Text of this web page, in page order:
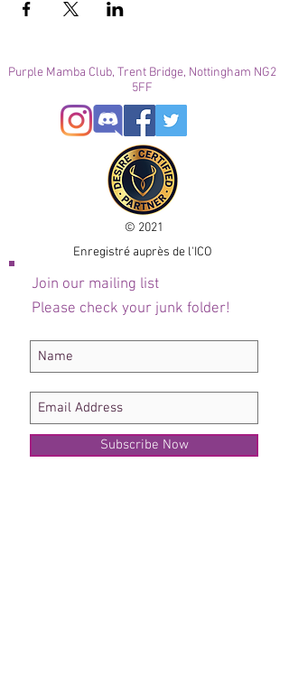
Purple Mamba Club, Trent Bridge, Nottingham NG2
5FF
© 2021
Enregistré auprès de l'ICO
Join our mailing list
Please check your junk folder!
Subscribe Now